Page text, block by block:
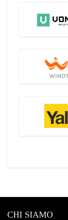
CHI SIAMO